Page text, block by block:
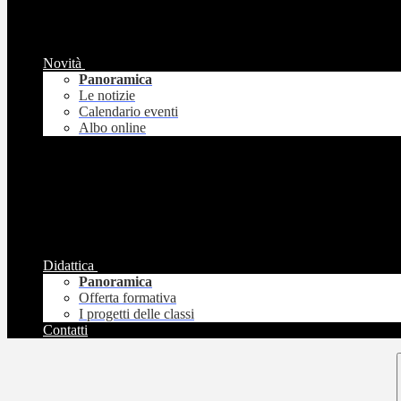
Novità
Panoramica
Le notizie
Calendario eventi
Albo online
Didattica
Panoramica
Offerta formativa
I progetti delle classi
Contatti